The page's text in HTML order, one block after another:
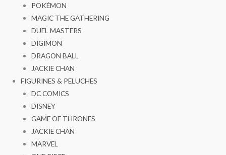
POKÉMON
MAGIC THE GATHERING
DUEL MASTERS
DIGIMON
DRAGON BALL
JACKIE CHAN
FIGURINES & PELUCHES
DC COMICS
DISNEY
GAME OF THRONES
JACKIE CHAN
MARVEL